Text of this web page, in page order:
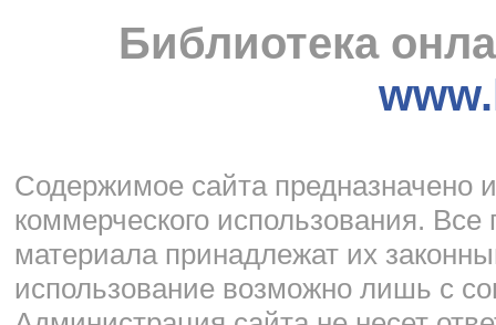
Библиотека
Cодержимое сайта предназначено
коммерческого использования.
материала принадлежат их
использование возможно лишь с